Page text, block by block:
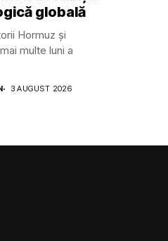
globală
Hormuz și
multe luni a
3 AUGUST 2026